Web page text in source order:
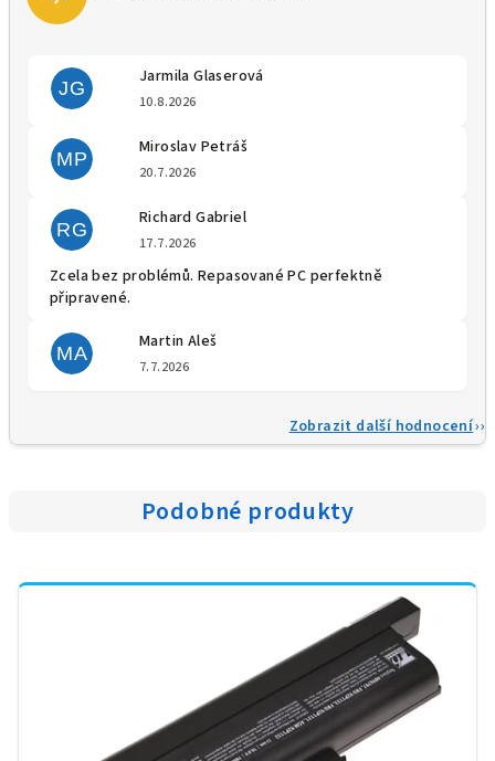
JG
Jarmila Glaserová
10.8.2026
MP
Miroslav Petráš
20.7.2026
RG
Richard Gabriel
17.7.2026
Zcela bez problémů. Repasované PC perfektně
připravené.
MA
Martin Aleš
7.7.2026
Zobrazit další hodnocení
Podobné produkty